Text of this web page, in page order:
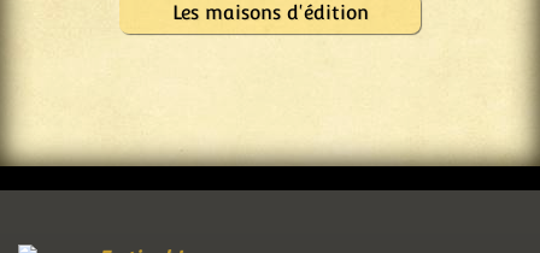
Les maisons d'édition